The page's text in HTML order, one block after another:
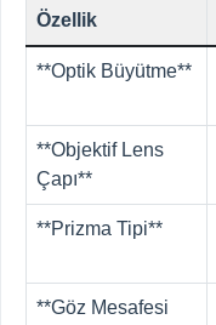
Özellik
**Optik Büyütme**
**Objektif Lens
Çapı**
**Prizma Tipi**
**Göz Mesafesi